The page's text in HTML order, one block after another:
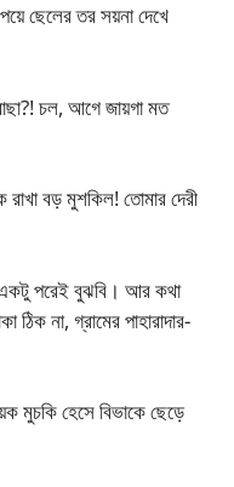
ছেলের তর সয়না দেখে
চল, আগে জায়গা মত
বড় মুশকিল! তোমার দেরী
পরেই বুঝবি। আর কথা
না, গ্রামের পাহারাদার-
মুচকি হেসে বিভাকে ছেড়ে